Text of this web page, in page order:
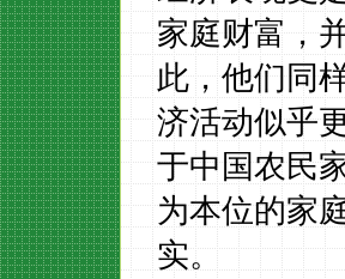
家庭财富，
此，他们同
济活动似乎
于中国农民
为本位的家
实。